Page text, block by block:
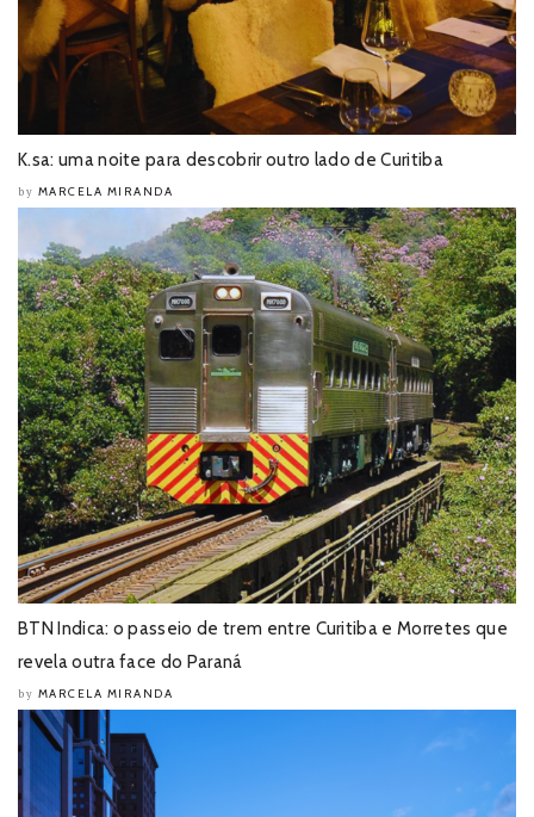
K.sa: uma noite para descobrir outro lado de Curitiba
by MARCELA MIRANDA
BTN Indica: o passeio de trem entre Curitiba e Morretes que
revela outra face do Paraná
by MARCELA MIRANDA